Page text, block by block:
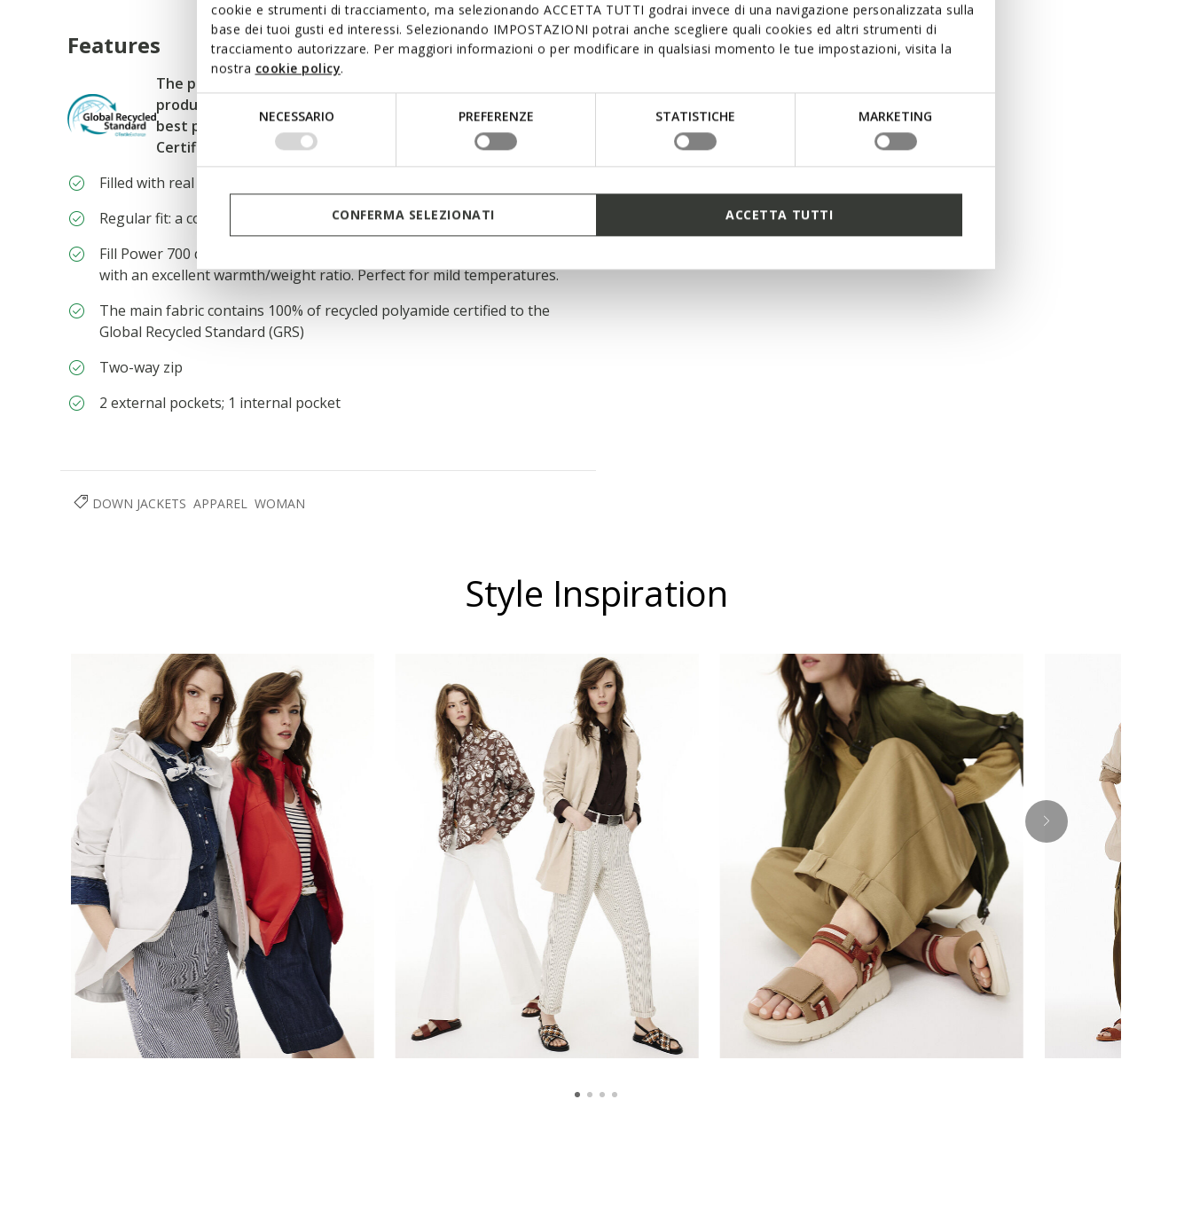
cookie e strumenti di tracciamento, ma selezionando ACCETTA TUTTI godrai invece di una navigazione personalizzata sulla
base dei tuoi gusti ed interessi. Selezionando IMPOSTAZIONI potrai anche scegliere quali cookies ed altri strumenti di
tracciamento autorizzare. Per maggiori informazioni o per modificare in qualsiasi momento le tue impostazioni, visita la
nostra cookie policy.
Selezione
del
consenso
NECESSARIO PREFERENZE STATISTICHE MARKETING
CONFERMA SELEZIONATI ACCETTA TUTTI
Features
The purchase of Global Recycled Standard (GRS) certified
products demonstrates demand for recycled content and
best processing practices in the supply chain GEOX SPA
Certified by ICEA-TX-3991
Filled with real down for an incomparable warmth/weight ratio
Regular fit: a comfortable cut for a garment that adapts to the body
Fill Power 700 down jacket: this combines ultra-light thermal insulation
with an excellent warmth/weight ratio. Perfect for mild temperatures.
The main fabric contains 100% of recycled polyamide certified to the
Global Recycled Standard (GRS)
Two-way zip
2 external pockets; 1 internal pocket
DOWN JACKETS APPAREL WOMAN
Style Inspiration